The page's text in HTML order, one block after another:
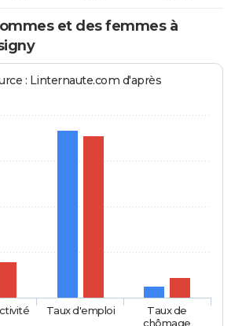
et des femmes à
: Linternaute.com d'après
Taux d'emploi
Taux de
chômage